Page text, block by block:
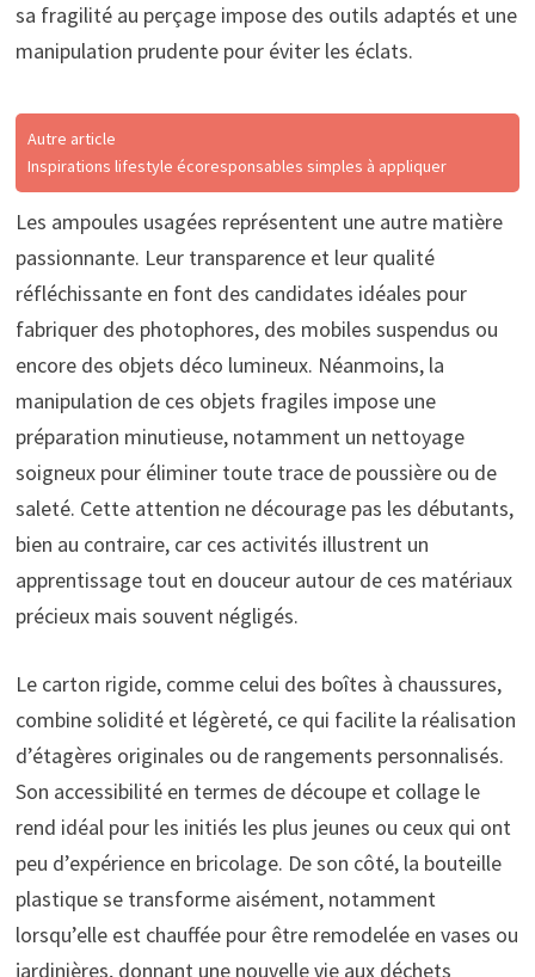
sa fragilité au perçage impose des outils adaptés et une
manipulation prudente pour éviter les éclats.
Autre article
Inspirations lifestyle écoresponsables simples à appliquer
Les ampoules usagées représentent une autre matière
passionnante. Leur transparence et leur qualité
réfléchissante en font des candidates idéales pour
fabriquer des photophores, des mobiles suspendus ou
encore des objets déco lumineux. Néanmoins, la
manipulation de ces objets fragiles impose une
préparation minutieuse, notamment un nettoyage
soigneux pour éliminer toute trace de poussière ou de
saleté. Cette attention ne décourage pas les débutants,
bien au contraire, car ces activités illustrent un
apprentissage tout en douceur autour de ces matériaux
précieux mais souvent négligés.
Le carton rigide, comme celui des boîtes à chaussures,
combine solidité et légèreté, ce qui facilite la réalisation
d’étagères originales ou de rangements personnalisés.
Son accessibilité en termes de découpe et collage le
rend idéal pour les initiés les plus jeunes ou ceux qui ont
peu d’expérience en bricolage. De son côté, la bouteille
plastique se transforme aisément, notamment
lorsqu’elle est chauffée pour être remodelée en vases ou
jardinières, donnant une nouvelle vie aux déchets